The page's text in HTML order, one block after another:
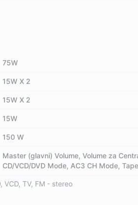
75W
15W X 2
15W X 2
15W
150 W
Master (glavni) Volume, Volume za
CD/VCD/DVD Mode, AC3 CH Mode,
VCD, TV, FM - stereo